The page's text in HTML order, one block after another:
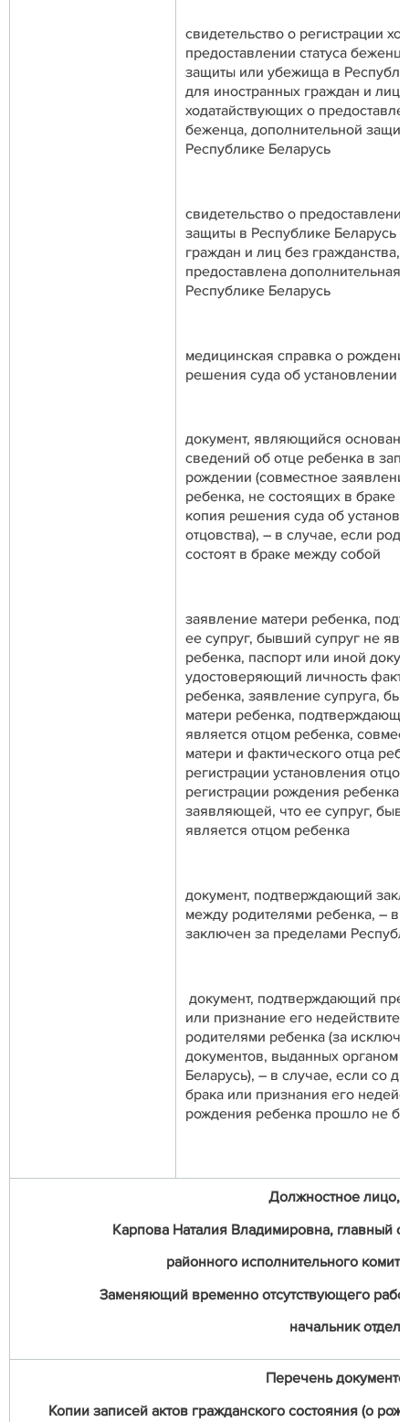
свидетельство о регистрации
предоставлении статуса
защиты или убежища в
для иностранных граждан и лиц
ходатайствующих о
беженца, дополнительной
Республике Беларусь
свидетельство о
защиты в Республике Беларусь
граждан и лиц без гражданства,
предоставлена дополнительная
Республике Беларусь
медицинская справка о
решения суда об установлении
документ, являющийся
сведений об отце ребенка в
рождении (совместное
ребенка, не состоящих в браке
копия решения суда об
отцовства), – в случае, если
состоят в браке между собой
заявление матери ребенка,
ее супруг, бывший супруг не
ребенка, паспорт или иной
удостоверяющий личность
ребенка, заявление супруга,
матери ребенка,
является отцом ребенка,
матери и фактического отца
регистрации установления
регистрации рождения ребенка
заявляющей, что ее супруг,
является отцом ребенка
документ, подтверждающий
между родителями ребенка, – в
заключен за пределами
документ, подтверждающий
или признание его
родителями ребенка (за
документов, выданных органом
Беларусь), – в случае, если со
брака или признания его
рождения ребенка прошло не
Должностное лицо,
Карпова Наталия Владимировна, главный
районного исполнительного
Заменяющий временно отсутствующего
начальник
Перечень
Копии записей актов гражданского состояния (о